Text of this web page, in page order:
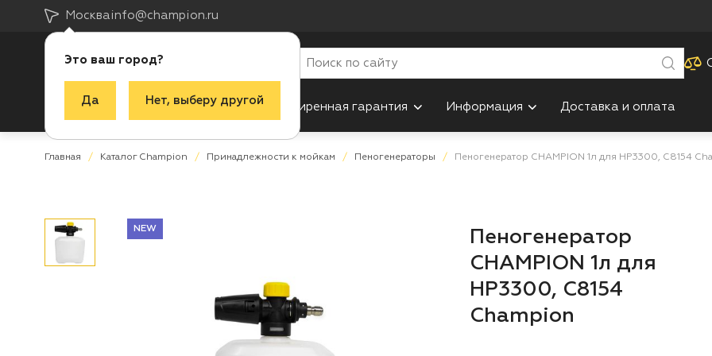
Москва
Это ваш город?
Да Нет, выберу другой
info@champion.ru
Каталог Акции Новинки Расширенная гарантия Информация Доставка и оплата
Главная Каталог Champion Принадлежности к мойкам Пеногенераторы Пеногенератор CHAMPION 1л для HP3300, С8154
NEW
Пеногенератор
CHAMPION 1л для
HP3300, С8154
Champion